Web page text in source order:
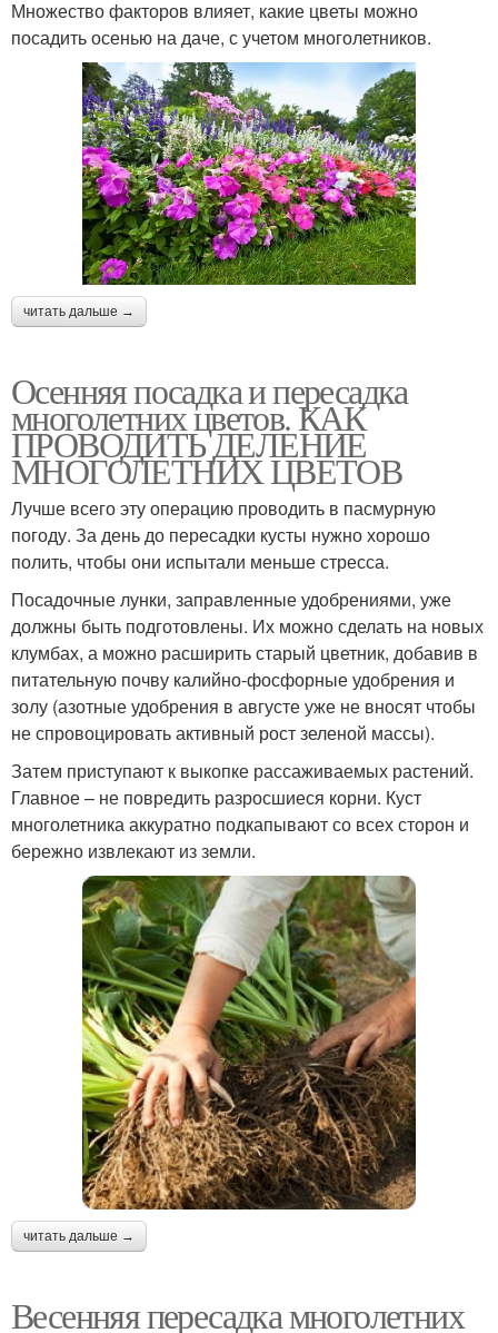
Множество факторов влияет, какие цветы можно
посадить осенью на даче, с учетом многолетников.
читать дальше →
Осенняя посадка и пересадка
многолетних цветов. КАК
ПРОВОДИТЬ ДЕЛЕНИЕ
МНОГОЛЕТНИХ ЦВЕТОВ
Лучше всего эту операцию проводить в пасмурную
погоду. За день до пересадки кусты нужно хорошо
полить, чтобы они испытали меньше стресса.
Посадочные лунки, заправленные удобрениями, уже
должны быть подготовлены. Их можно сделать на новых
клумбах, а можно расширить старый цветник, добавив в
питательную почву калийно-фосфорные удобрения и
золу (азотные удобрения в августе уже не вносят чтобы
не спровоцировать активный рост зеленой массы).
Затем приступают к выкопке рассаживаемых растений.
Главное – не повредить разросшиеся корни. Куст
многолетника аккуратно подкапывают со всех сторон и
бережно извлекают из земли.
читать дальше →
Весенняя пересадка многолетних